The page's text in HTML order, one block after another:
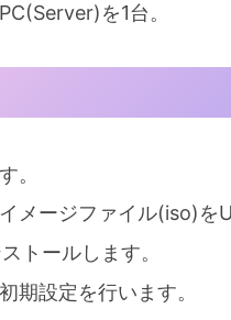
を1台。
。
メージファイル(iso)を
トールします。
期設定を行います。